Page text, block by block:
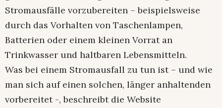
Stromausfälle vorzubereiten – beispielsweise
durch das Vorhalten von Taschenlampen,
Batterien oder einem kleinen Vorrat an
Trinkwasser und haltbaren Lebensmitteln.
Was bei einem Stromausfall zu tun ist – und wie
man sich auf einen solchen, länger anhaltenden
vorbereitet -, beschreibt die Website